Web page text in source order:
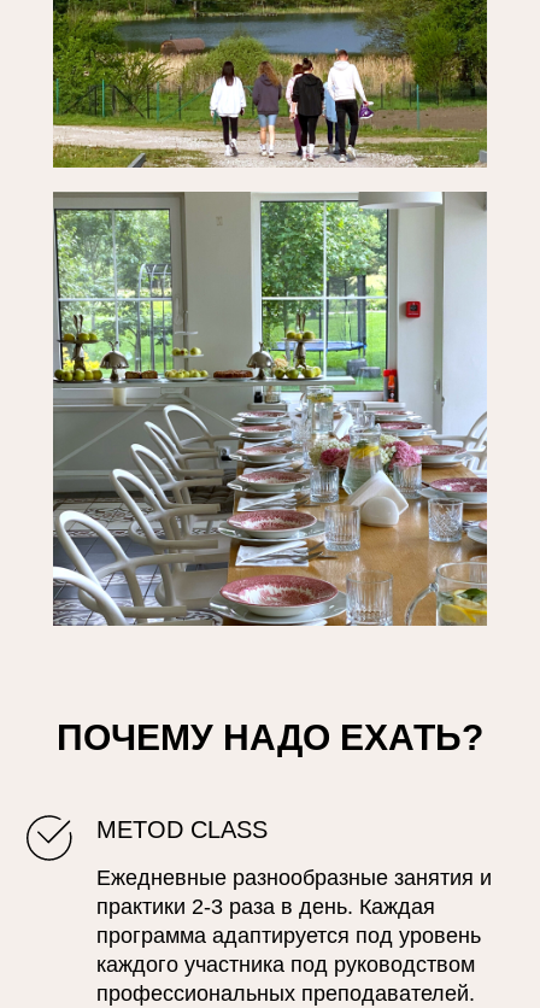
ПОЧЕМУ НАДО ЕХАТЬ?
METOD CLASS
Ежедневные разнообразные занятия и
практики 2-3 раза в день. Каждая
программа адаптируется под уровень
каждого участника под руководством
профессиональных преподавателей.